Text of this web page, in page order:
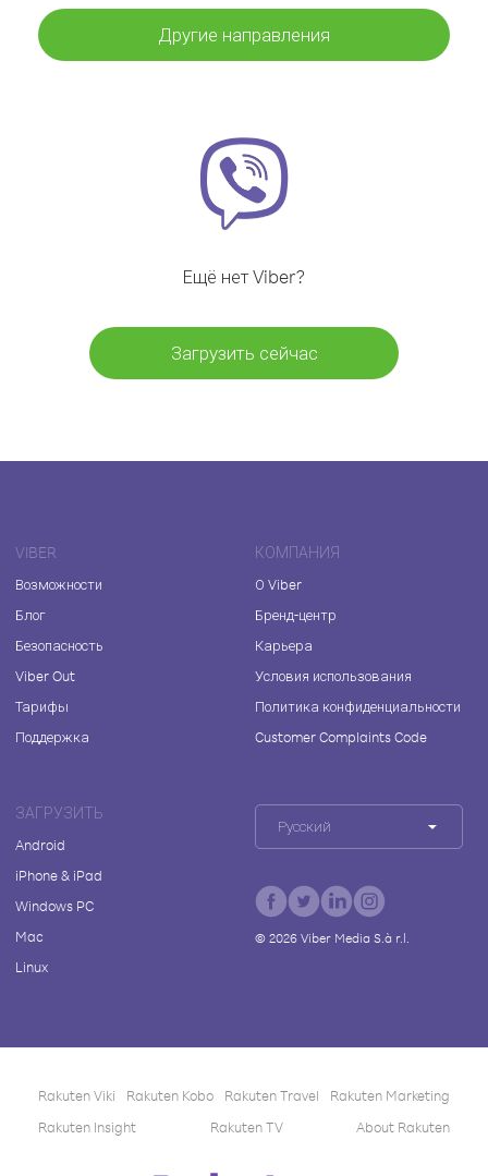
Другие направления
Ещё нет Viber?
Загрузить сейчас
VIBER
Возможности
Блог
Безопасность
Viber Out
Тарифы
Поддержка
КОМПАНИЯ
О Viber
Бренд-центр
Карьера
Условия использования
Политика конфиденциальности
Customer Complaints Code
ЗАГРУЗИТЬ
Android
iPhone & iPad
Windows PC
Mac
Linux
Русский
© 2026Viber Media S.à r.l.
Rakuten Viki Rakuten Kobo Rakuten Travel
Rakuten Marketing
Rakuten Insight
Rakuten TV About Rakuten